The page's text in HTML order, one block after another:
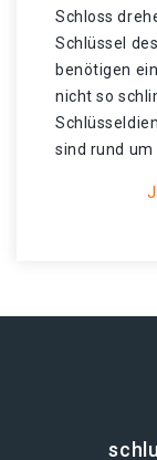
Schloss
Schlüssel
benötigen
nicht so
sind rund um